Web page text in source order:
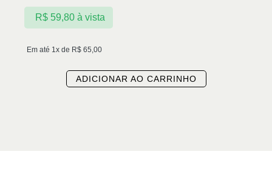
Em até 1x de R$ 65,00
R$59,80 à vista
ADICIONAR AO CARRINHO